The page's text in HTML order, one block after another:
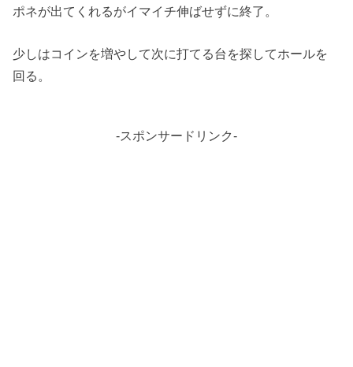
ポネが出てくれるがイマイチ伸ばせずに終了。
少しはコインを増やして次に打てる台を探してホールを
回る。
-スポンサードリンク-